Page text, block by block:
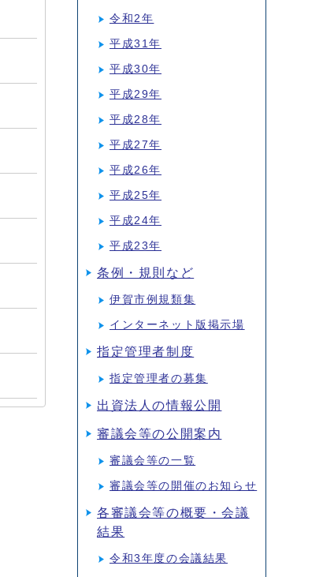
令和2年
平成31年
平成30年
平成29年
平成28年
平成27年
平成26年
平成25年
平成24年
平成23年
条例・規則など
伊賀市例規類集
インターネット版掲示場
指定管理者制度
指定管理者の募集
出資法人の情報公開
審議会等の公開案内
審議会等の一覧
審議会等の開催のお知らせ
各審議会等の概要・会議
結果
令和3年度の会議結果